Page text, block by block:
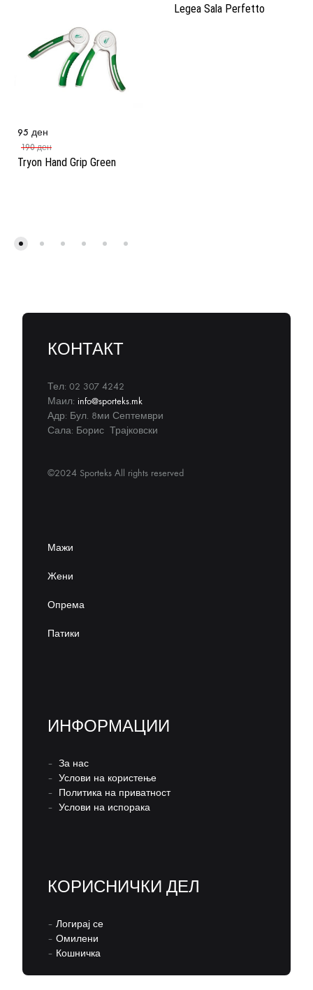
Tryon Hand Grip Green
95 ден
190ден
Legea Sala Perfetto
КОНТАКТ
Тел: 02 307 4242
Маил: info@sporteks.mk
Адр: Бул. 8ми Септември
Сала: Борис Трајковски
©2024 Sporteks All rights reserved
Мажи
Жени
Опрема
Патики
ИНФОРМАЦИИ
– За нас
– Услови на користење
– Политика на приватност
– Услови на испорака
КОРИСНИЧКИ ДЕЛ
– Логирај се
– Омилени
– Кошничка